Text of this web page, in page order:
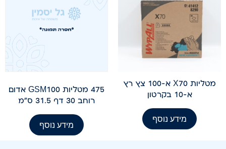
מטליות X70 א-100 צץ רץ
א-10 בקרטון
מידע נוסף
475 מטליות GSM100 אדום
רוחב 30 דף 31.5 ס"מ
מידע נוסף